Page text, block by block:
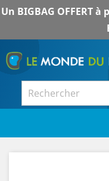
Un BIGBAG OFFERT